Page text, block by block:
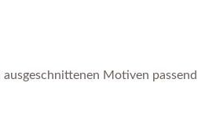
ausgeschnittenen Motiven passend